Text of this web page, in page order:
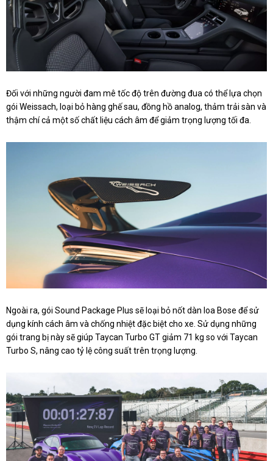
Đối với những người đam mê tốc độ trên đường đua có thể lựa chọn
gói Weissach, loại bỏ hàng ghế sau, đồng hồ analog, thảm trải sàn và
thậm chí cả một số chất liệu cách âm để giảm trọng lượng tối đa.
Ngoài ra, gói Sound Package Plus sẽ loại bỏ nốt dàn loa Bose để sử
dụng kính cách âm và chống nhiệt đặc biệt cho xe. Sử dụng những
gói trang bị này sẽ giúp Taycan Turbo GT giảm 71 kg so với Taycan
Turbo S, nâng cao tỷ lệ công suất trên trọng lượng.